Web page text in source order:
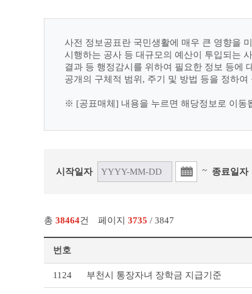
사전 정보공표란 국민생활에 매우 큰 영향을
시행하는 공사 등 대규모의 예산이 투입되는
결과 등 행정감시를 위하여 필요한 정보 등에
공개의 구체적 범위, 주기 및 방법 등을 정하
※ [공표매체] 내용을 누르면 해당정보로 이동
시작일자 ~ 종료일자
총 38464건 페이지 3735 / 3847
번호
1124 부천시 통장자녀 장학금 지급기준